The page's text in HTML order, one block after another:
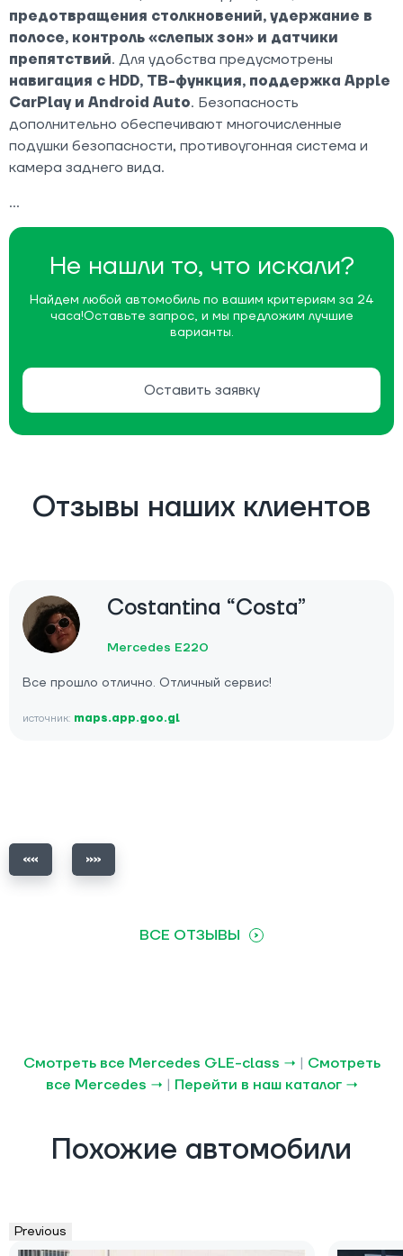
Не нашли то, что искали?
Найдем любой автомобиль по вашим критериям за 24
часа!Оставьте запрос, и мы предложим лучшие
варианты.
Оставить заявку
предотвращения столкновений, удержание в
полосе, контроль «слепых зон» и датчики
препятствий. Для удобства предусмотрены
навигация с HDD, ТВ-функция, поддержка Apple
CarPlay и Android Auto. Безопасность
дополнительно обеспечивают многочисленные
подушки безопасности, противоугонная система и
камера заднего вида.
Отзывы наших клиентов
Costantina “Costa”
Mercedes E220
Все прошло отлично. Отличный сервис!
источник: maps.app.goo.gl
ВСЕ ОТЗЫВЫ
Смотреть все Mercedes GLE-class → | Смотреть
все Mercedes → | Перейти в наш каталог →
Похожие автомобили
Previous